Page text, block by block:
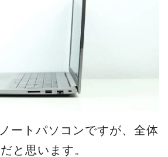
ートパソコンですが、全体
と思います。